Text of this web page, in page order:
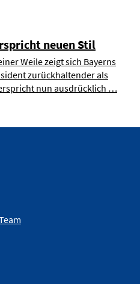
neuen Stil
Weile zeigt sich Bayerns
zurückhaltender als
nun ausdrücklich …